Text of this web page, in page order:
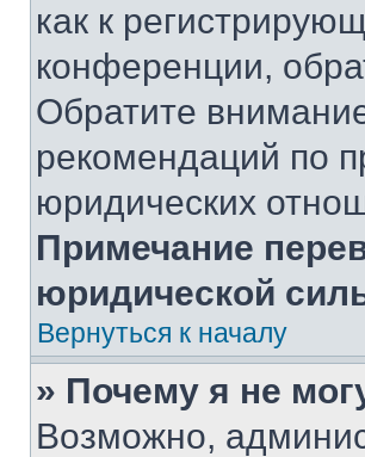
как к
конференции,
Обратите
рекомендаций по
юридических
Примечание
юридической
Вернуться к началу
» Почему я не
Возможно,